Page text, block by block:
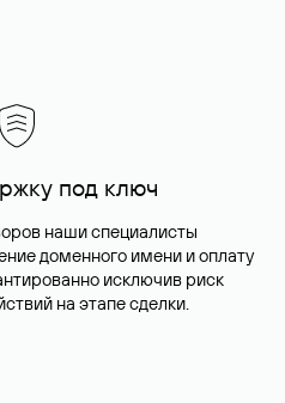
под ключ
наши специалисты
доменного имени и оплату
исключив риск
на этапе сделки.